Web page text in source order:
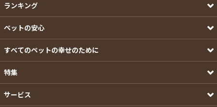
ランキング
ペットの安心
すべてのペットの幸せのために
特集
サービス